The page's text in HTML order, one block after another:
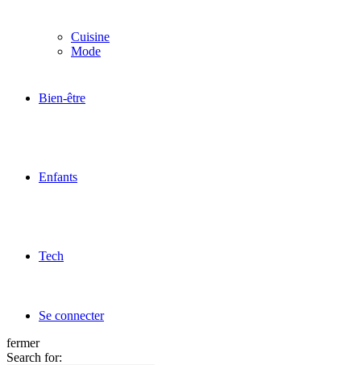
Cuisine
Mode
Bien-être
Enfants
Tech
Se connecter
fermer
Search for: